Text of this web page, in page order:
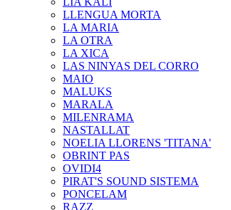
LLENGUA MORTA
LA MARIA
LA OTRA
LA XICA
LAS NINYAS DEL CORRO
MAIO
MALUKS
MARALA
MILENRAMA
NASTALLAT
NOELIA LLORENS 'TITANA'
OBRINT PAS
OVIDI4
PIRAT'S SOUND SISTEMA
PONCELAM
RAZZ